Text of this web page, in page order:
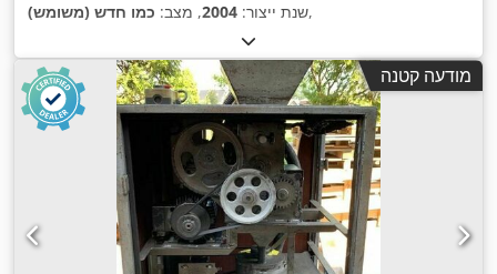
שנת ייצור: 2004, מצב: כמו חדש (משומש) ,
מודעה קטנה